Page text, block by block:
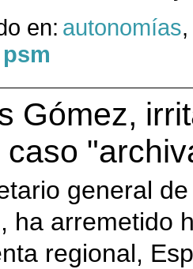
en: autonomías
psm
Gómez,
caso
general
ha arremetido
regional,